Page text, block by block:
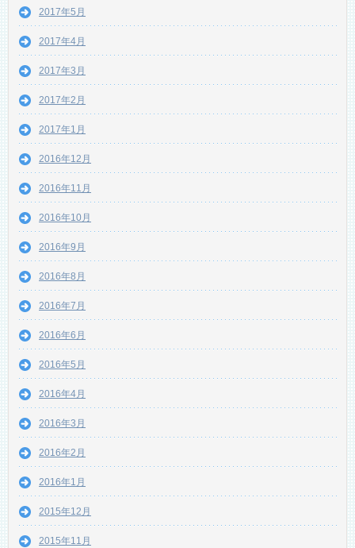
2017年5月
2017年4月
2017年3月
2017年2月
2017年1月
2016年12月
2016年11月
2016年10月
2016年9月
2016年8月
2016年7月
2016年6月
2016年5月
2016年4月
2016年3月
2016年2月
2016年1月
2015年12月
2015年11月